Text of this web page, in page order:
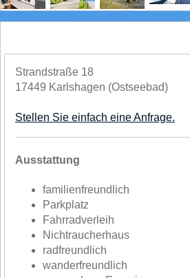
Strandstraße 18
17449 Karlshagen (Ostseebad)
Stellen Sie einfach eine Anfrage.
Ausstattung
familienfreundlich
Parkplatz
Fahrradverleih
Nichtraucherhaus
radfreundlich
wanderfreundlich